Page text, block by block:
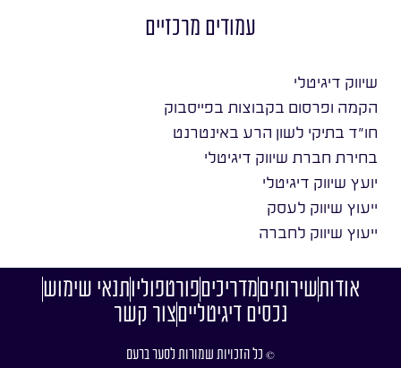
עמודים מרכזיים
שיווק דיגיטלי
הקמה ופרסום בקבוצות בפייסבוק
חו״ד בתיקי לשון הרע באינטרנט
בחירת חברת שיווק דיגיטלי
יועץ שיווק דיגיטלי
ייעוץ שיווק לעסק
ייעוץ שיווק לחברה
אודותשירותיםמדריכיםפורטפוליותנאי שימוש
נכסים דיגיטלייםצור קשר
© כל הזכויות שמורות לסער ברעם